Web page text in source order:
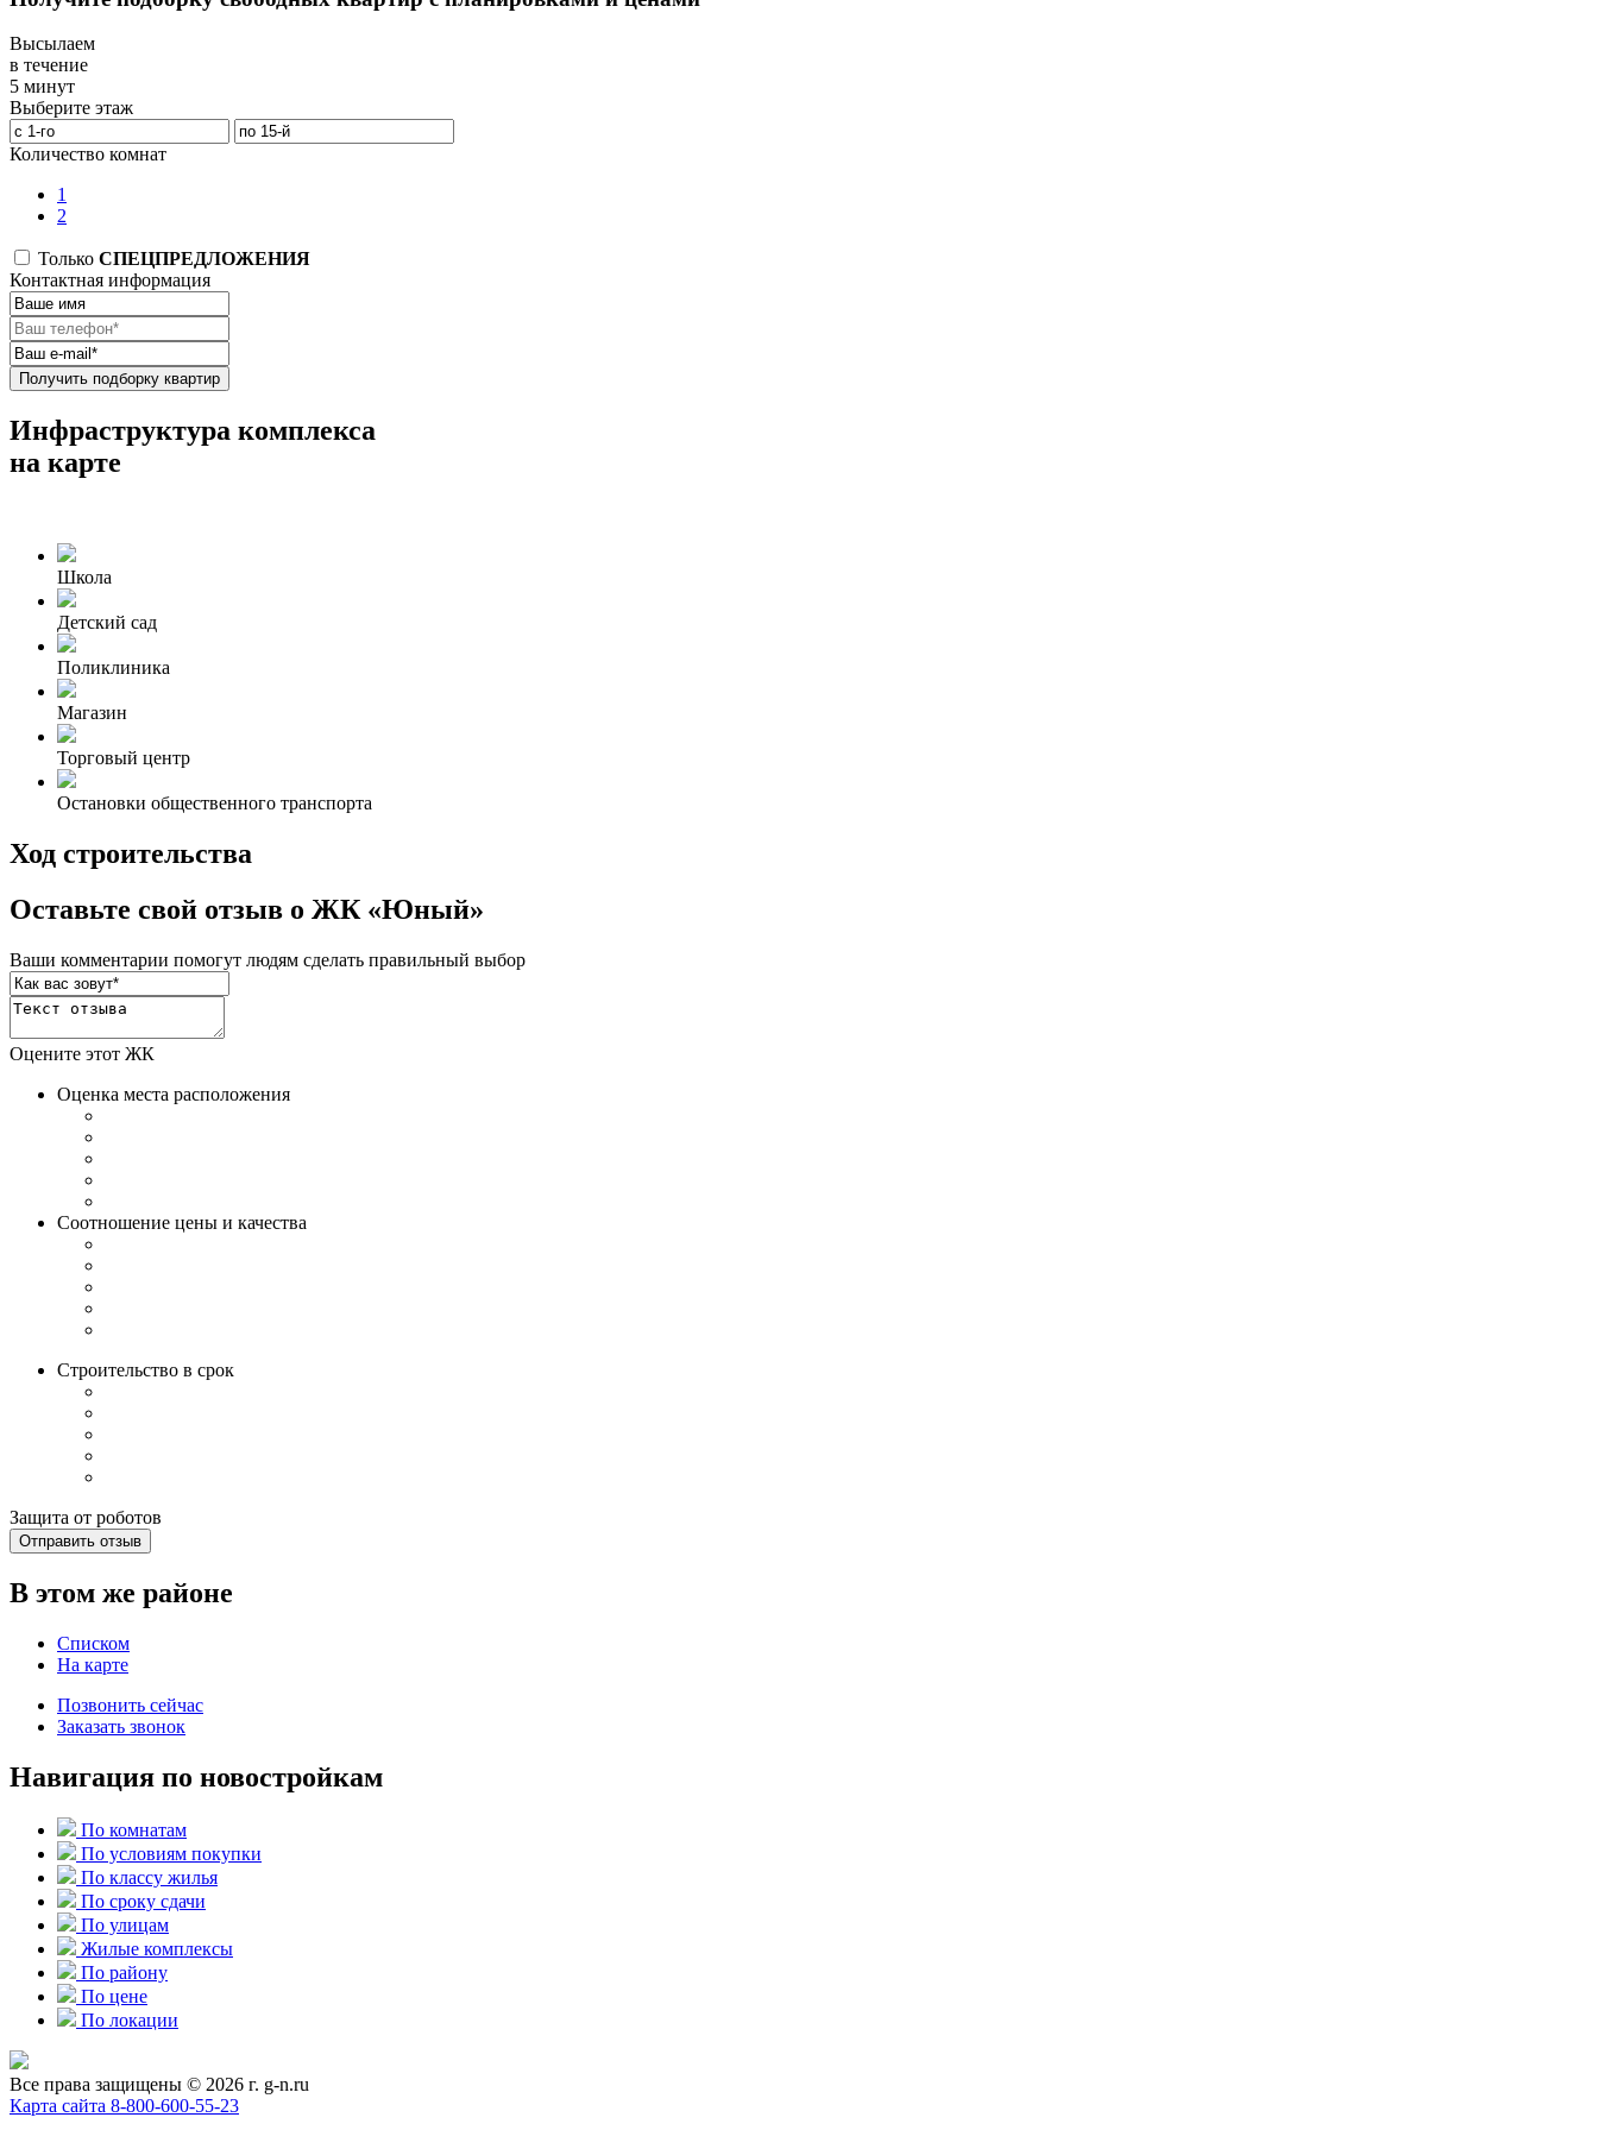
Высылаем
в течение
5 минут
Выберите этаж
Количество комнат
1
2
Только СПЕЦПРЕДЛОЖЕНИЯ
Контактная информация
Получить подборку квартир
Инфраструктура комплекса
на карте
Школа
Детский сад
Поликлиника
Магазин
Торговый центр
Остановки общественного транспорта
Ход строительства
Оставьте свой отзыв о ЖК «Юный»
Ваши комментарии помогут людям сделать правильный выбор
Оцените этот ЖК
Оценка места расположения
Соотношение цены и качества
Строительство в срок
Защита от роботов
Отправить отзыв
В этом же районе
Списком
На карте
Позвонить сейчас
Заказать звонок
Навигация по новостройкам
По комнатам
По условиям покупки
По классу жилья
По сроку сдачи
По улицам
Жилые комплексы
По району
По цене
По локации
Все права защищены © 2026 г. g-n.ru
Карта сайта 8-800-600-55-23